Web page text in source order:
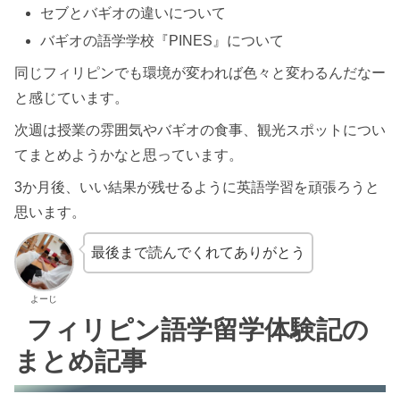
セブとバギオの違いについて
バギオの語学学校『PINES』について
同じフィリピンでも環境が変われば色々と変わるんだなー
と感じています。
次週は授業の雰囲気やバギオの食事、観光スポットについ
てまとめようかなと思っています。
3か月後、いい結果が残せるように英語学習を頑張ろうと
思います。
よーじ
最後まで読んでくれてありがとう
フィリピン語学留学体験記の
まとめ記事